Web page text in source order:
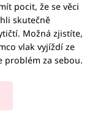
pocit, že se věci
skutečně
Možná zjistíte,
vlak vyjíždí ze
problém za sebou.